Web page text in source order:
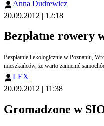
Anna Dudrewicz
20.09.2012 | 12:18
Bezpłatne rowery
Bezpłatnie i ekologicznie w Poznaniu, Wrocławiu i Opolu w ramach obchodów Europejskiego Dnia Bez Samochodu operator systemów wypożyczalni rowerów miejskich Nextbike Polska zmienia na dobę taryfę opłat. Darmowe przejazdy to kolejna próba przekonania
mieszkańców, że warto zamienić
LEX
20.09.2012 | 11:38
Gromadzone w